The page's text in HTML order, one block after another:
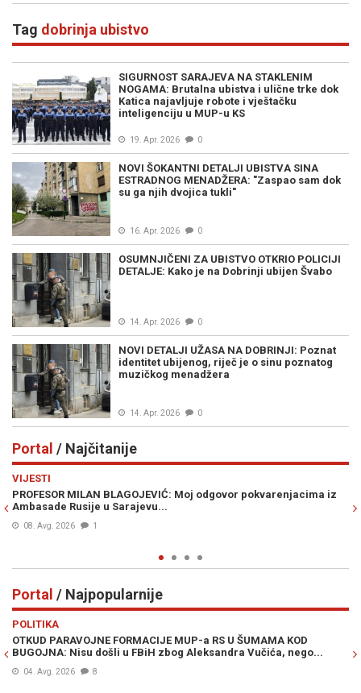
Tag dobrinja ubistvo
SIGURNOST SARAJEVA NA STAKLENIM
NOGAMA: Brutalna ubistva i ulične trke dok
Katica najavljuje robote i vještačku
inteligenciju u MUP-u KS
19. Apr. 2026 0
NOVI ŠOKANTNI DETALJI UBISTVA SINA
ESTRADNOG MENADŽERA: "Zaspao sam dok
su ga njih dvojica tukli"
16. Apr. 2026 0
OSUMNJIČENI ZA UBISTVO OTKRIO POLICIJI
DETALJE: Kako je na Dobrinji ubijen Švabo
14. Apr. 2026 0
NOVI DETALJI UŽASA NA DOBRINJI: Poznat
identitet ubijenog, riječ je o sinu poznatog
muzičkog menadžera
14. Apr. 2026 0
Portal / Najčitanije
VIJESTI
PROFESOR MILAN BLAGOJEVIĆ: Moj odgovor pokvarenjacima iz
Ambasade Rusije u Sarajevu...
08. Avg. 2026 1
Portal / Najpopularnije
POLITIKA
OTKUD PARAVOJNE FORMACIJE MUP-a RS U ŠUMAMA KOD
BUGOJNA: Nisu došli u FBiH zbog Aleksandra Vučića, nego...
04. Avg. 2026 8